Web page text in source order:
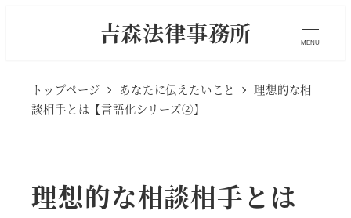
吉森法律事務所 MENU
トップページ あなたに伝えたいこと
理想的な相
談相手とは【言語化シリーズ②】
理想的な相談相手とは